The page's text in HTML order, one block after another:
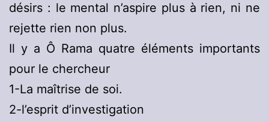
désirs : le mental n’aspire plus à rien, ni ne
rejette rien non plus.
Il y a Ô Rama quatre éléments importants
pour le chercheur
1-La maîtrise de soi.
2-l’esprit d’investigation